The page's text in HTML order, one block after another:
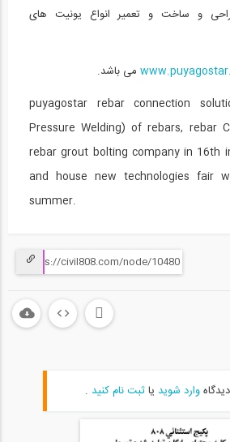
بازدید از غرفه شرکت کیلو پیکو، شرکت...
و ساخت و تعمیر انواع یونیت های
می باشد.
puyagostar rebar connection
Pressure Welding) of rebars, rebar
rebar grout bolting company in 16th
and house new technologies fair
summer.
وارد شوید یاثبت نام کنید .